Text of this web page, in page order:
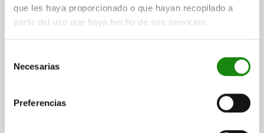
que les haya proporcionado o que hayan recopilado a
partir del uso que haya hecho de sus servicios.
Necesarias
Preferencias
Otros clientes también
compraron